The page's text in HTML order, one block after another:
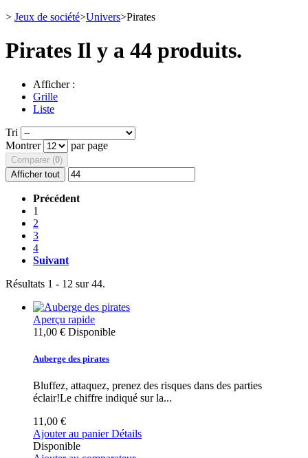
> Jeux de société>Univers>Pirates
Pirates Il y a 44 produits.
Afficher :
Grille
Liste
Tri
Montrer
par page
Comparer (0)
Afficher tout
Précédent
1
2
3
4
Suivant
Résultats 1 - 12 sur 44.
Aperçu rapide
11,00 € Disponible
Auberge des pirates
Bluffez, attaquez, prenez des risques dans des parties
éclair!Le chiffre indiqué sur la...
11,00 €
Ajouter au panier Détails
Disponible